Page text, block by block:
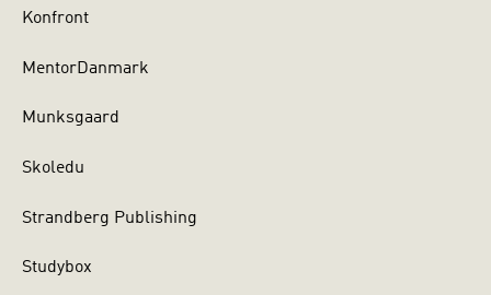
Konfront
MentorDanmark
Munksgaard
Skoledu
Strandberg Publishing
Studybox